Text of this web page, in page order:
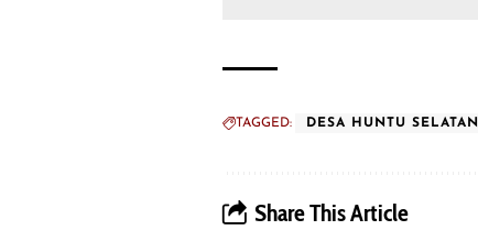
TAGGED: DESA HUNTU SELATAN
Share This Article